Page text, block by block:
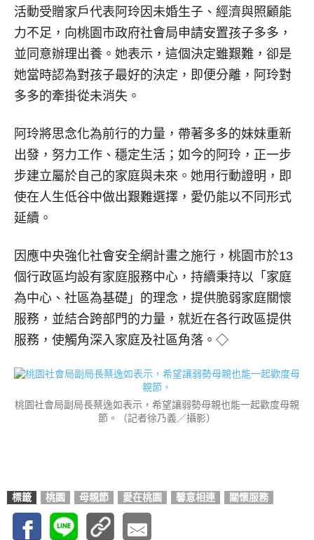
活動受贈家戶代表阿玲因未婚生子、經濟與照顧能
力不足，向桃園市政府社會局申請安置孩子多多，
並同意辦理出養。她表示，這個決定雖艱難，卻是
她當時認為對孩子最好的決定，即便分離，阿玲對
多多的牽掛從未消失。
阿玲將思念化為前行的力量，帶著多多的妹妹重新
出發，努力工作、穩定生活；如今的阿玲，正一步
步建立屬於自己的家庭與未來。她用行動證明，即
使在人生低谷中做出艱難選擇，愛仍能以不同形式
延續。
因應中央強化社會安全網計畫之施行，桃園市於13
個行政區均設有家庭服務中心，持續秉持以「家庭
為中心、社區為基礎」的理念，提供脆弱家庭關懷
服務，並結合跨部門的力量，就近在各行政區提供
服務，使觸角深入家庭及社區角落。◇
桃園社會局副局長蔡逸如表示，希望讓弱勢母親也能一起歡度母親
節。（記者徐乃義／攝影）
標籤 桃園 母親節 愛在桃園 馨意相連 關懷服務